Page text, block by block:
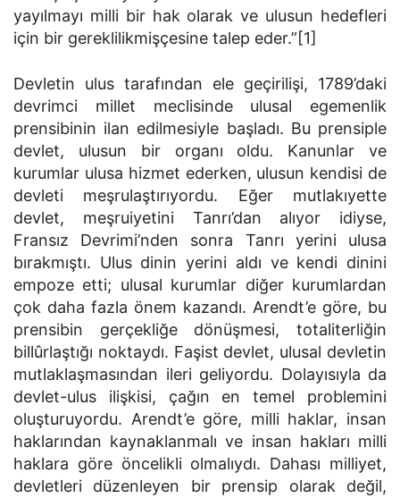
yayılmayı milli bir hak olarak ve ulusun hedefleri
için bir gereklilikmişçesine talep eder.”[1]
Devletin ulus tarafından ele geçirilişi, 1789’daki
devrimci millet meclisinde ulusal egemenlik
prensibinin ilan edilmesiyle başladı. Bu prensiple
devlet, ulusun bir organı oldu. Kanunlar ve
kurumlar ulusa hizmet ederken, ulusun kendisi de
devleti meşrulaştırıyordu. Eğer mutlakıyette
devlet, meşruiyetini Tanrı’dan alıyor idiyse,
Fransız Devrimi’nden sonra Tanrı yerini ulusa
bırakmıştı. Ulus dinin yerini aldı ve kendi dinini
empoze etti; ulusal kurumlar diğer kurumlardan
çok daha fazla önem kazandı. Arendt’e göre, bu
prensibin gerçekliğe dönüşmesi, totaliterliğin
billûrlaştığı noktaydı. Faşist devlet, ulusal devletin
mutlaklaşmasından ileri geliyordu. Dolayısıyla da
devlet-ulus ilişkisi, çağın en temel problemini
oluşturuyordu. Arendt’e göre, milli haklar, insan
haklarından kaynaklanmalı ve insan hakları milli
haklara göre öncelikli olmalıydı. Dahası milliyet,
devletleri düzenleyen bir prensip olarak değil,